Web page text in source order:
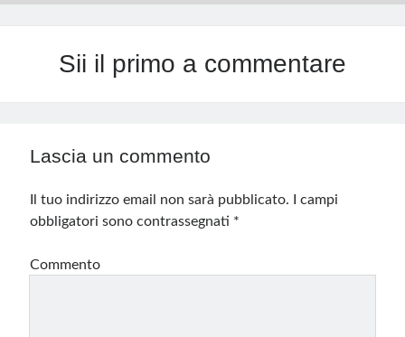
Sii il primo a commentare
Lascia un commento
Il tuo indirizzo email non sarà pubblicato.
I campi
obbligatori sono contrassegnati *
Commento